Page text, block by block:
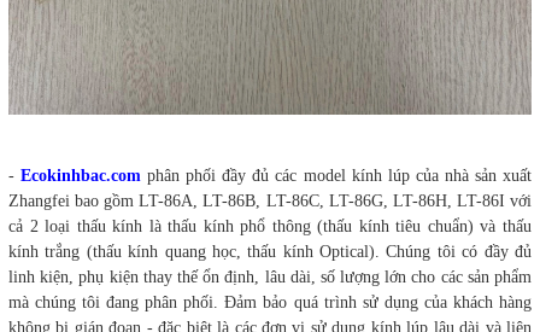
-Ecokinhbac.com phân phối đầy đủ các model kính lúp của nhà sản xuất
Zhangfei bao gồm LT-86A, LT-86B, LT-86C, LT-86G, LT-86H, LT-86I với
cả 2 loại thấu kính là thấu kính phổ thông (thấu kính tiêu chuẩn) và thấu
kính trắng (thấu kính quang học, thấu kính Optical). Chúng tôi có đầy đủ
linh kiện, phụ kiện thay thế ổn định, lâu dài, số lượng lớn cho các sản phẩm
mà chúng tôi đang phân phối. Đảm bảo quá trình sử dụng của khách hàng
không bị gián đoạn - đặc biệt là các đơn vị sử dụng kính lúp lâu dài và liên